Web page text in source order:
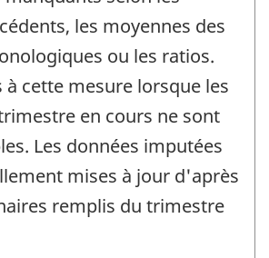
les moyennes des
ou les ratios.
à cette mesure lorsque les
en cours ne sont
Les données imputées
mises à jour d'après
remplis du trimestre